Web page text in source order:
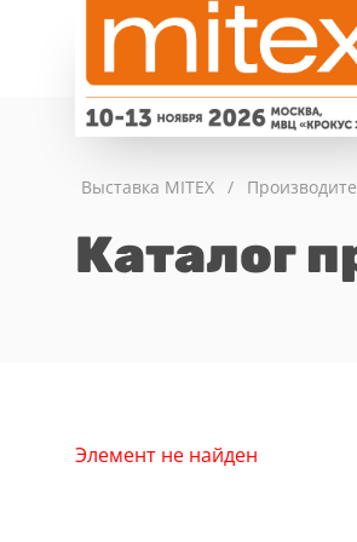
Выставка MITEX /
Каталог
Элемент не найден